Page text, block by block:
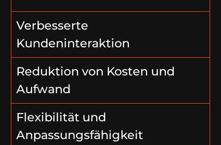
Verbesserte
Kundeninteraktion
Reduktion von Kosten und
Aufwand
Flexibilität und
Anpassungsfähigkeit